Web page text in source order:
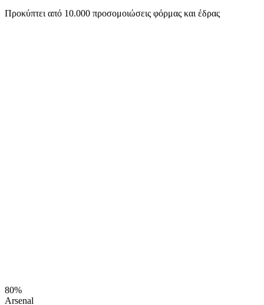
Προκύπτει από 10.000 προσομοιώσεις φόρμας και έδρας
80%
Arsenal